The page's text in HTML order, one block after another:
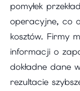
pomyłek
operacyjne, co
kosztów. Firmy
informacji o
dokładne dane
rezultacie